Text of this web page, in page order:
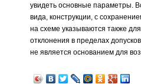
увидеть основные параметры.
вида, конструкции, с
на схеме указываются также
отклонения в пределах
не является основанием для